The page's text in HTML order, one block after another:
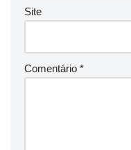
Site
Comentário *